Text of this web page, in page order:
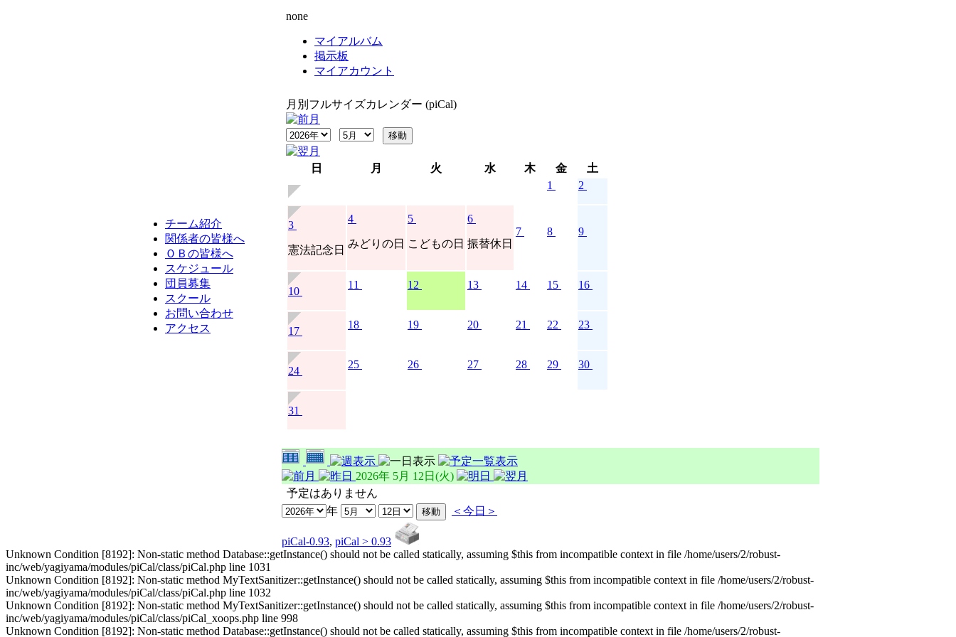
チーム紹介
関係者の皆様へ
ＯＢの皆様へ
スケジュール
団員募集
スクール
お問い合わせ
アクセス
none
マイアルバム
掲示板
マイアカウント
月別フルサイズカレンダー (piCal)
日 月 火 水 木 金
土
1
2
3
憲法記念日
4
みどりの日
5
こどもの日
6
振替休日
7 8 9
10
11 12 13 14 15 16
17
18 19 20 21 22 23
24
25 26 27 28 29 30
31
2026年 5月 12日(火)
予定はありません
年
＜今日＞
piCal-0.93, piCal > 0.93
Unknown Condition [8192]: Non-static method Database::getInstance() should not be called statically, assuming $this from incompatible context in file /home/users/2/robust-
inc/web/yagiyama/modules/piCal/class/piCal.php line 1031
Unknown Condition [8192]: Non-static method MyTextSanitizer::getInstance() should not be called statically, assuming $this from incompatible context in file /home/users/2/robust-
inc/web/yagiyama/modules/piCal/class/piCal.php line 1032
Unknown Condition [8192]: Non-static method MyTextSanitizer::getInstance() should not be called statically, assuming $this from incompatible context in file /home/users/2/robust-
inc/web/yagiyama/modules/piCal/class/piCal_xoops.php line 998
Unknown Condition [8192]: Non-static method Database::getInstance() should not be called statically, assuming $this from incompatible context in file /home/users/2/robust-